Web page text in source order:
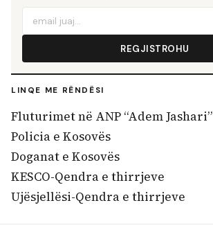
REGJISTROHU
LINQE ME RËNDËSI
Fluturimet në ANP “Adem Jashari”
Policia e Kosovës
Doganat e Kosovës
KESCO-Qendra e thirrjeve
Ujësjellësi-Qendra e thirrjeve